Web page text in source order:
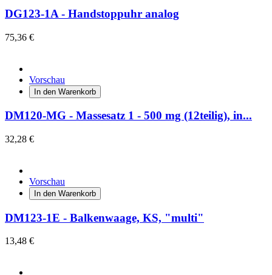
DG123-1A - Handstoppuhr analog
75,36 €
Vorschau
In den Warenkorb
DM120-MG - Massesatz 1 - 500 mg (12teilig), in...
32,28 €
Vorschau
In den Warenkorb
DM123-1E - Balkenwaage, KS, "multi"
13,48 €